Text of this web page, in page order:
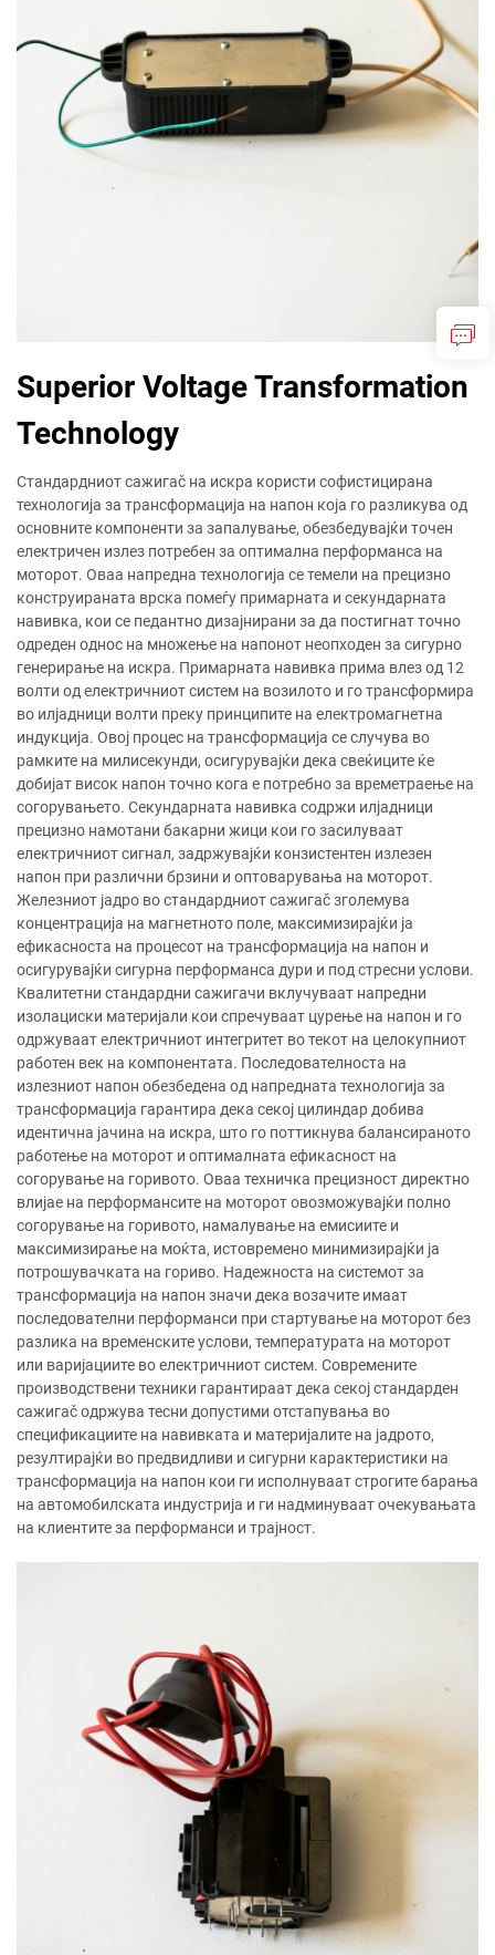
Superior Voltage Transformation
Technology
Стандардниот сажигаč на искра користи софистицирана
технологија за трансформација на напон која го разликува од
основните компоненти за запалување, обезбедувајќи точен
електричен излез потребен за оптимална перформанса на
моторот. Оваа напредна технологија се темели на прецизно
конструираната врска помеѓу примарната и секундарната
навивка, кои се педантно дизајнирани за да постигнат точно
одреден однос на множење на напонот неопходен за сигурно
генерирање на искра. Примарната навивка прима влез од 12
волти од електричниот систем на возилото и го трансформира
во илјадници волти преку принципите на електромагнетна
индукција. Овој процес на трансформација се случува во
рамките на милисекунди, осигурувајќи дека свеќиците ќе
добијат висок напон точно кога е потребно за времетраење на
согорувањето. Секундарната навивка содржи илјадници
прецизно намотани бакарни жици кои го засилуваат
електричниот сигнал, задржувајќи конзистентен излезен
напон при различни брзини и оптоварувања на моторот.
Железниот јадро во стандардниот сажигаč зголемува
концентрација на магнетното поле, максимизирајќи ја
ефикасноста на процесот на трансформација на напон и
осигурувајќи сигурна перформанса дури и под стресни услови.
Квалитетни стандардни сажигачи вклучуваат напредни
изолациски материјали кои спречуваат цурење на напон и го
одржуваат електричниот интегритет во текот на целокупниот
работен век на компонентата. Последователноста на
излезниот напон обезбедена од напредната технологија за
трансформација гарантира дека секој цилиндар добива
идентична јачина на искра, што го поттикнува балансираното
работење на моторот и оптималната ефикасност на
согорување на горивото. Оваа техничка прецизност директно
влијае на перформансите на моторот овозможувајќи полно
согорување на горивото, намалување на емисиите и
максимизирање на моќта, истовремено минимизирајќи ја
потрошувачката на гориво. Надежноста на системот за
трансформација на напон значи дека возачите имаат
последователни перформанси при стартување на моторот без
разлика на временските услови, температурата на моторот
или варијациите во електричниот систем. Современите
производствени техники гарантираат дека секој стандарден
сажигаč одржува тесни допустими отстапувања во
спецификациите на навивката и материјалите на јадрото,
резултирајќи во предвидливи и сигурни карактеристики на
трансформација на напон кои ги исполнуваат строгите барања
на автомобилската индустрија и ги надминуваат очекувањата
на клиентите за перформанси и трајност.